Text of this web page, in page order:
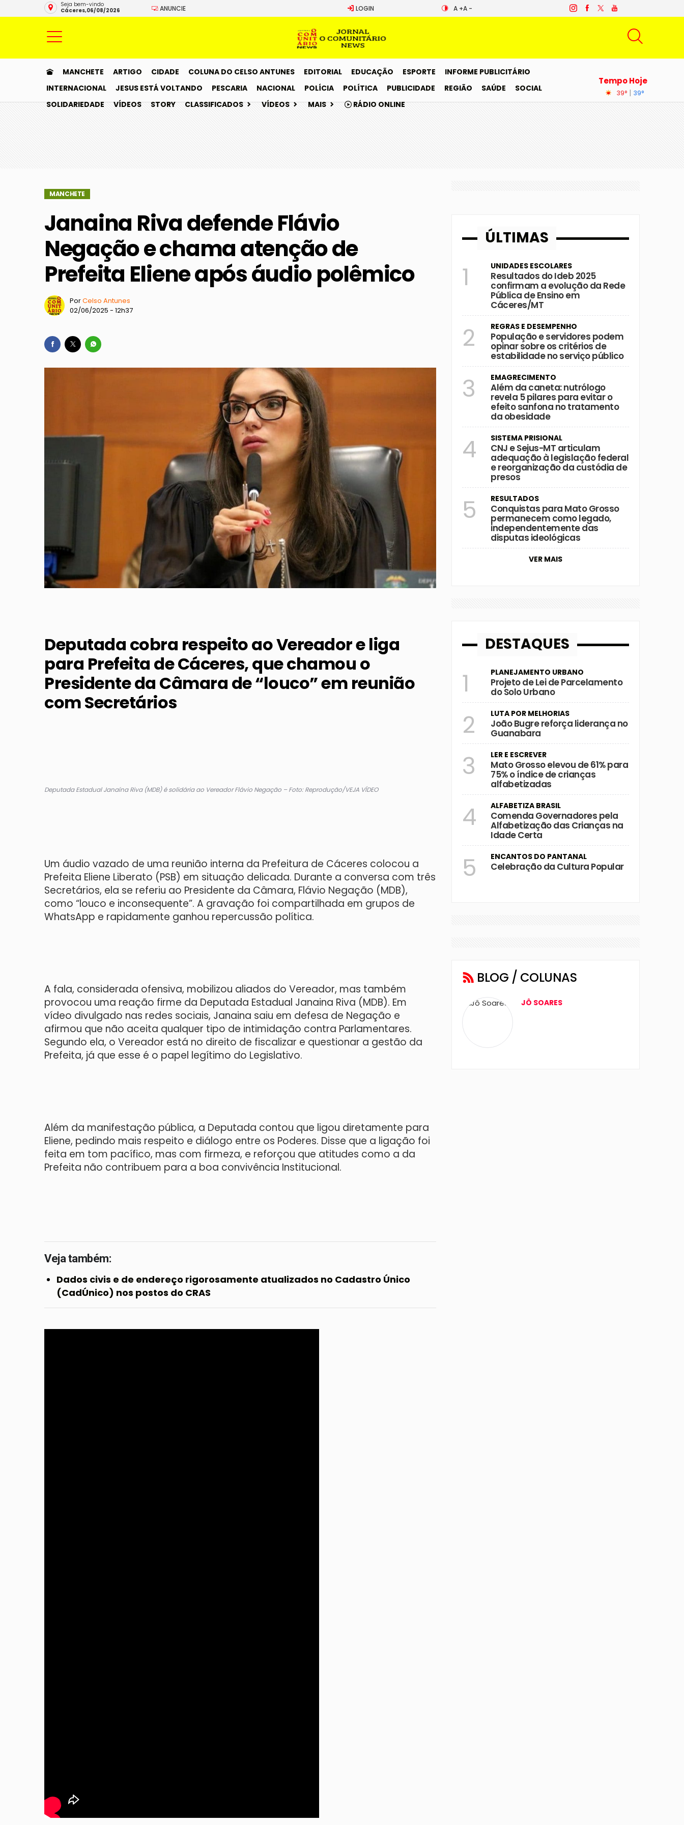
Seja bem-vindo
Cáceres,06/08/2026
ANUNCIE LOGIN A +A -
MANCHETE ARTIGO CIDADE COLUNA DO CELSO ANTUNES EDITORIAL EDUCAÇÃO ESPORTE
INFORME PUBLICITÁRIO
INTERNACIONAL
JESUS ESTÁ VOLTANDO PESCARIA NACIONAL POLÍCIA POLÍTICA PUBLICIDADE REGIÃO SAÚDE
SOCIAL
SOLIDARIEDADE
VÍDEOS STORY CLASSIFICADOS VÍDEOS MAIS RÁDIO ONLINE
Tempo Hoje
39° | 39°
MANCHETE
Janaina Riva defende Flávio
Negação e chama atenção de
Prefeita Eliene após áudio polêmico
PorCelso Antunes
02/06/2025 - 12h37
Deputada cobra respeito ao Vereador e liga
para Prefeita de Cáceres, que chamou o
Presidente da Câmara de “louco” em reunião
com Secretários
Deputada Estadual Janaína Riva (MDB) é solidária ao Vereador Flávio Negação – Foto: Reprodução/VEJA VÍDEO
Um áudio vazado de uma reunião interna da Prefeitura de Cáceres colocou a
Prefeita Eliene Liberato (PSB) em situação delicada. Durante a conversa com três
Secretários, ela se referiu ao Presidente da Câmara, Flávio Negação (MDB),
como “louco e inconsequente”. A gravação foi compartilhada em grupos de
WhatsApp e rapidamente ganhou repercussão política.
A fala, considerada ofensiva, mobilizou aliados do Vereador, mas também
provocou uma reação firme da Deputada Estadual Janaina Riva (MDB). Em
vídeo divulgado nas redes sociais, Janaina saiu em defesa de Negação e
afirmou que não aceita qualquer tipo de intimidação contra Parlamentares.
Segundo ela, o Vereador está no direito de fiscalizar e questionar a gestão da
Prefeita, já que esse é o papel legítimo do Legislativo.
Além da manifestação pública, a Deputada contou que ligou diretamente para
Eliene, pedindo mais respeito e diálogo entre os Poderes. Disse que a ligação foi
feita em tom pacífico, mas com firmeza, e reforçou que atitudes como a da
Prefeita não contribuem para a boa convivência Institucional.
Veja também:
Dados civis e de endereço rigorosamente atualizados no Cadastro Único
(CadÚnico) nos postos do CRAS
ÚLTIMAS
1 UNIDADES ESCOLARES
Resultados do Ideb 2025
confirmam a evolução da Rede
Pública de Ensino em
Cáceres/MT
2 REGRAS E DESEMPENHO
População e servidores podem
opinar sobre os critérios de
estabilidade no serviço público
3 EMAGRECIMENTO
Além da caneta: nutrólogo
revela 5 pilares para evitar o
efeito sanfona no tratamento
da obesidade
4 SISTEMA PRISIONAL
CNJ e Sejus-MT articulam
adequação à legislação federal
e reorganização da custódia de
presos
5 RESULTADOS
Conquistas para Mato Grosso
permanecem como legado,
independentemente das
disputas ideológicas
VER MAIS
DESTAQUES
1 PLANEJAMENTO URBANO
Projeto de Lei de Parcelamento
do Solo Urbano
2 LUTA POR MELHORIAS
João Bugre reforça liderança no
Guanabara
3 LER E ESCREVER
Mato Grosso elevou de 61% para
75% o índice de crianças
alfabetizadas
4 ALFABETIZA BRASIL
Comenda Governadores pela
Alfabetização das Crianças na
Idade Certa
5 ENCANTOS DO PANTANAL
Celebração da Cultura Popular
BLOG / COLUNAS
JÔ SOARES